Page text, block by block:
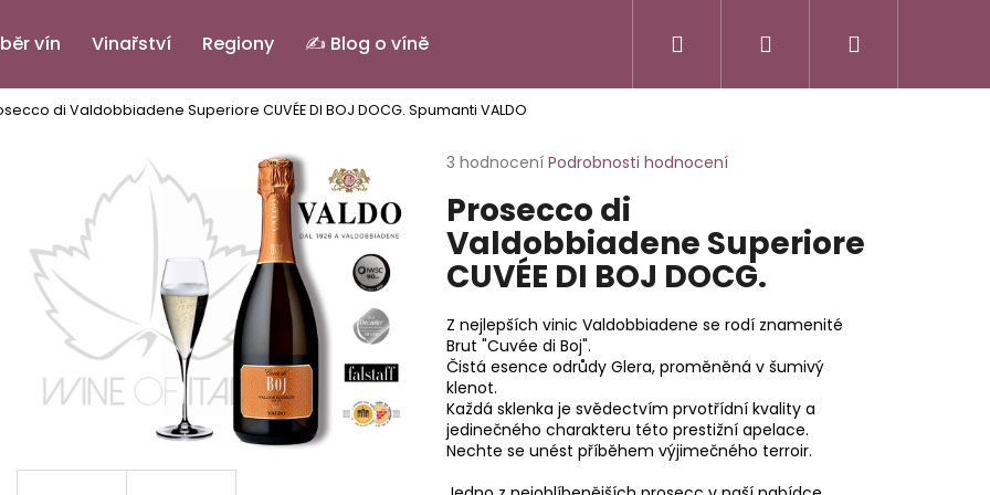
vín Vinařství Regiony ✍️ Blog o víně Přihlášení
di Valdobbiadene Superiore CUVÉE DI BOJ DOCG. Spumanti VALDO
Průměrné
produktu
je
5,0
z
5
3 hodnocení Podrobnosti hodnocení
Prosecco di
Valdobbiadene Superiore
CUVÉE DI BOJ DOCG.
Z nejlepších vinic Valdobbiadene se rodí znamenité
Brut "Cuvée di Boj".
Čistá esence odrůdy Glera, proměněná v šumivý
klenot.
Každá sklenka je svědectvím prvotřídní kvality a
jedinečného charakteru této prestižní apelace.
Nechte se unést příběhem výjimečného terroir.
Co potřebujete najít?
HLEDAT
Doporučujeme
PINOT GRIGIO ALTO ADIGE DOC.